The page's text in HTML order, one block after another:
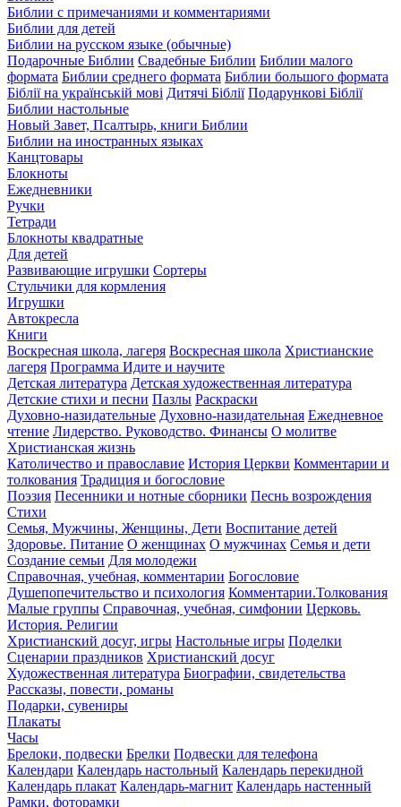
Библии с примечаниями и комментариями
Библии для детей
Библии на русском языке (обычные)
Подарочные Библии Свадебные Библии Библии малого
формата Библии среднего формата Библии большого формата
Біблії на українській мові Дитячі Біблії Подарункові Біблії
Библии настольные
Новый Завет, Псалтырь, книги Библии
Библии на иностранных языках
Канцтовары
Блокноты
Ежедневники
Ручки
Тетради
Блокноты квадратные
Для детей
Развивающие игрушки Сортеры
Стульчики для кормления
Игрушки
Автокресла
Книги
Воскресная школа, лагеря Воскресная школа Христианские
лагеря Программа Идите и научите
Детская литература Детская художественная литература
Детские стихи и песни Пазлы Раскраски
Духовно-назидательные Духовно-назидательная Ежедневное
чтение Лидерство. Руководство. Финансы О молитве
Христианская жизнь
Католичество и православие История Церкви Комментарии и
толкования Традиция и богословие
Поэзия Песенники и нотные сборники Песнь возрождения
Стихи
Семья, Мужчины, Женщины, Дети Воспитание детей
Здоровье. Питание О женщинах О мужчинах Семья и дети
Создание семьи Для молодежи
Справочная, учебная, комментарии Богословие
Душепопечительство и психология Комментарии.Толкования
Малые группы Справочная, учебная, симфонии Церковь.
История. Религии
Христианский досуг, игры Настольные игры Поделки
Сценарии праздников Христианский досуг
Художественная литература Биографии, свидетельства
Рассказы, повести, романы
Подарки, сувениры
Плакаты
Часы
Брелоки, подвески Брелки Подвески для телефона
Календари Календарь настольный Календарь перекидной
Календарь плакат Календарь-магнит Календарь настенный
Рамки, фоторамки